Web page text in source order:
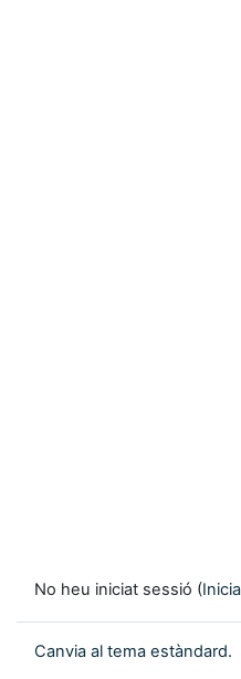
No heu iniciat sessió (
Canvia al tema estàndard.